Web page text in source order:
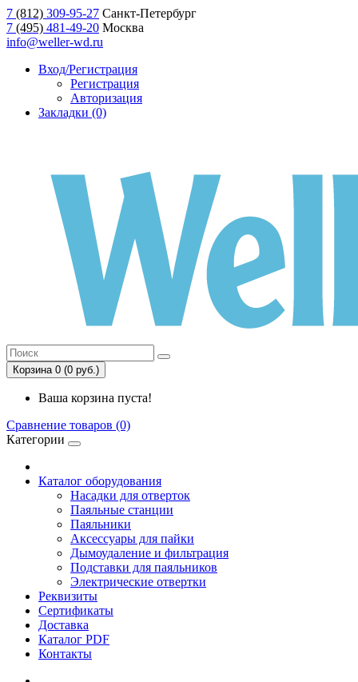
7 (812) 309-95-27 Санкт-Петербург
7 (495) 481-49-20 Москва
info@weller-wd.ru
Вход/Регистрация
Регистрация
Авторизация
Закладки (0)
Корзина 0 (0 руб.)
Ваша корзина пуста!
Сравнение товаров (0)
Категории
Каталог оборудования
Насадки для отверток
Паяльные станции
Паяльники
Аксессуары для пайки
Дымоудаление и фильтрация
Подставки для паяльников
Электрические отвертки
Реквизиты
Сертификаты
Доставка
Каталог PDF
Контакты